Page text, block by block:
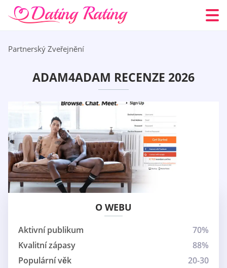
Partnerský Zveřejnění
ADAM4ADAM RECENZE 2026
O WEBU
Aktivní publikum
70%
Kvalitní zápasy
88%
Populární věk
20-30